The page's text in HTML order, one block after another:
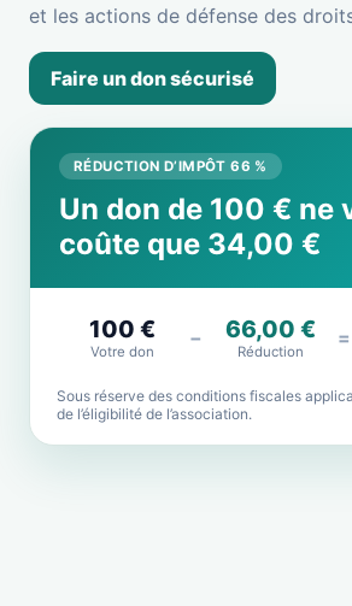
et les actions de défense des
Faire un don sécurisé
RÉDUCTION D’IMPÔT 66 %
Un don de 100 € ne
coûte que 34,00 €
100 €
Votre don
− 66,00 €
Réduction
=
Sous réserve des conditions fiscales
de l’éligibilité de l’association.